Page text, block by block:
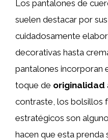
Los pantalones de
suelen destacar por sus
cuidadosamente
decorativas hasta
pantalones incorporan
toque de originalidad
contraste, los bolsillos
estratégicos son
hacen que esta prenda